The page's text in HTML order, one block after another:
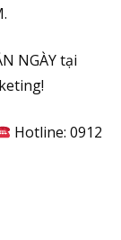
NGÀY tại
Hotline: 0912